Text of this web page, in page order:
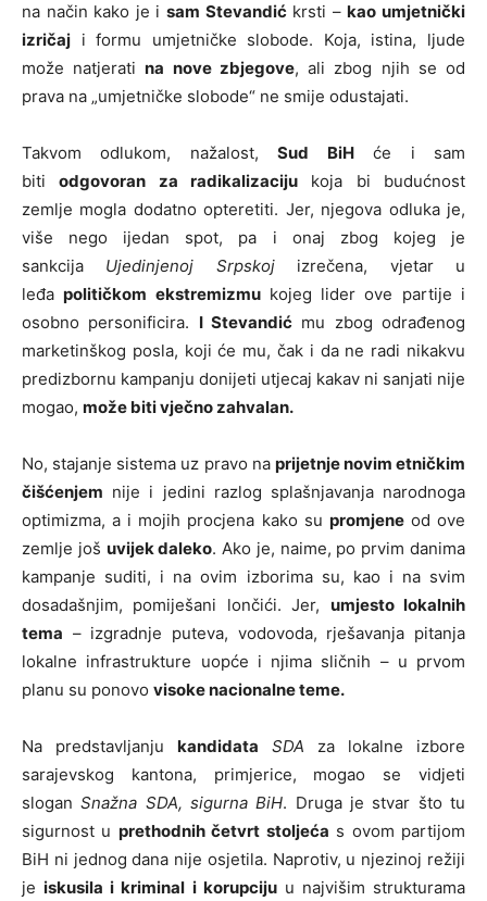
na način kako je i sam Stevandićkrsti –kao umjetnički
izričaj i formu umjetničke slobode. Koja, istina, ljude
može natjeratina nove zbjegove, ali zbog njih se od
prava na „umjetničke slobode“ ne smije odustajati.
Takvom odlukom, nažalost,Sud BiHće i sam
bitiodgovoran za radikalizaciju koja bi budućnost
zemlje mogla dodatno opteretiti. Jer, njegova odluka je,
više nego ijedan spot, pa i onaj zbog kojeg je
sankcija Ujedinjenoj Srpskojizrečena, vjetar u
leđapolitičkom ekstremizmukojeg lider ove partije i
osobno personificira. I Stevandić mu zbog odrađenog
marketinškog posla, koji će mu, čak i da ne radi nikakvu
predizbornu kampanju donijeti utjecaj kakav ni sanjati nije
mogao, može biti vječno zahvalan.
No, stajanje sistema uz pravo na prijetnje novim etničkim
čišćenjem nije i jedini razlog splašnjavanja narodnoga
optimizma, a i mojih procjena kako su promjeneod ove
zemlje još uvijek daleko. Ako je, naime, po prvim danima
kampanje suditi, i na ovim izborima su, kao i na svim
dosadašnjim, pomiješani lončići. Jer, umjesto lokalnih
tema – izgradnje puteva, vodovoda, rješavanja pitanja
lokalne infrastrukture uopće i njima sličnih – u prvom
planu su ponovo visoke nacionalne teme.
Na predstavljanju kandidata SDA za lokalne izbore
sarajevskog kantona, primjerice, mogao se vidjeti
sloganSnažna SDA, sigurna BiH. Druga je stvar što tu
sigurnost u prethodnih četvrt stoljeća s ovom partijom
BiH ni jednog dana nije osjetila. Naprotiv, u njezinoj režiji
jeiskusila i kriminal i korupcijuu najvišim strukturama